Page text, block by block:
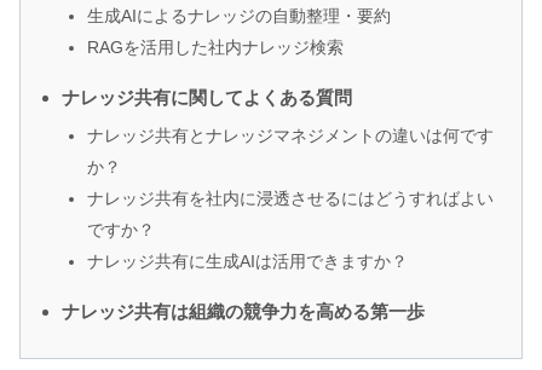
生成AIによるナレッジの自動整理・要約
RAGを活用した社内ナレッジ検索
ナレッジ共有に関してよくある質問
ナレッジ共有とナレッジマネジメントの違いは何です
か？
ナレッジ共有を社内に浸透させるにはどうすればよい
ですか？
ナレッジ共有に生成AIは活用できますか？
ナレッジ共有は組織の競争力を高める第一歩